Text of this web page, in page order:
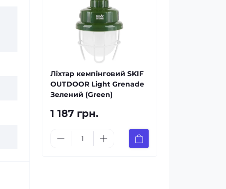
Ліхтар кемпінговий SKIF
OUTDOOR Light Grenade
Зелений (Green)
1 187 грн.